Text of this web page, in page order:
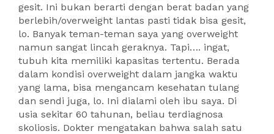
gesit. Ini bukan berarti dengan berat badan yang
berlebih/overweight lantas pasti tidak bisa gesit,
lo. Banyak teman-teman saya yang overweight
namun sangat lincah geraknya. Tapi…. ingat,
tubuh kita memiliki kapasitas tertentu. Berada
dalam kondisi overweight dalam jangka waktu
yang lama, bisa mengancam kesehatan tulang
dan sendi juga, lo. Ini dialami oleh ibu saya. Di
usia sekitar 60 tahunan, beliau terdiagnosa
skoliosis. Dokter mengatakan bahwa salah satu